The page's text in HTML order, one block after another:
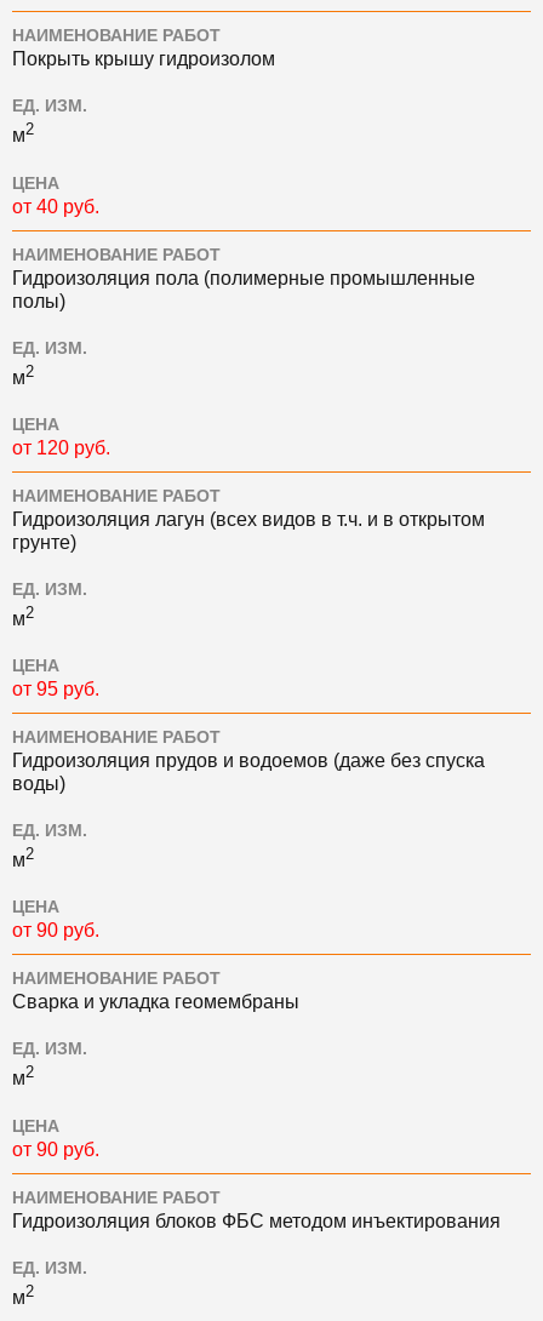
НАИМЕНОВАНИЕ РАБОТ
Покрыть крышу гидроизолом
ЕД. ИЗМ.
м2
ЦЕНА
от 40 руб.
НАИМЕНОВАНИЕ РАБОТ
Гидроизоляция пола (полимерные промышленные
полы)
ЕД. ИЗМ.
м2
ЦЕНА
от 120 руб.
НАИМЕНОВАНИЕ РАБОТ
Гидроизоляция лагун (всех видов в т.ч. и в открытом
грунте)
ЕД. ИЗМ.
м2
ЦЕНА
от 95 руб.
НАИМЕНОВАНИЕ РАБОТ
Гидроизоляция прудов и водоемов (даже без спуска
воды)
ЕД. ИЗМ.
м2
ЦЕНА
от 90 руб.
НАИМЕНОВАНИЕ РАБОТ
Сварка и укладка геомембраны
ЕД. ИЗМ.
м2
ЦЕНА
от 90 руб.
НАИМЕНОВАНИЕ РАБОТ
Гидроизоляция блоков ФБС методом инъектирования
ЕД. ИЗМ.
м2